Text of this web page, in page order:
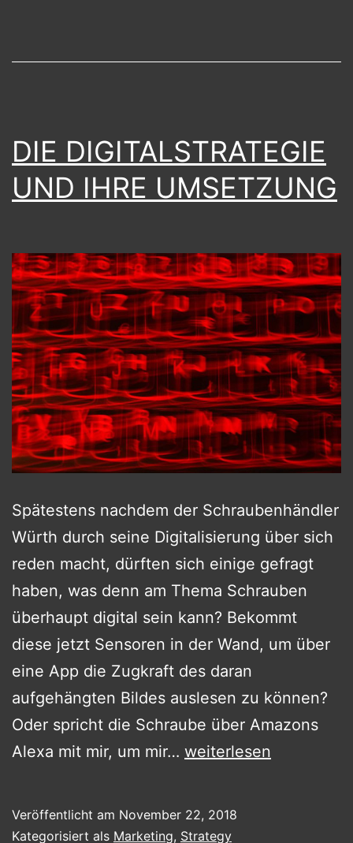
DIGITALEN
DASSELBE
SIND.
DIE DIGITALSTRATEGIE
UND IHRE UMSETZUNG
Spätestens nachdem der Schraubenhändler
Würth durch seine Digitalisierung über sich
reden macht, dürften sich einige gefragt
haben, was denn am Thema Schrauben
überhaupt digital sein kann? Bekommt
diese jetzt Sensoren in der Wand, um über
eine App die Zugkraft des daran
aufgehängten Bildes auslesen zu können?
Oder spricht die Schraube über Amazons
Alexa mit mir, um mir… DIE
IHRE
weiterlesen
Veröffentlicht am November 22, 2018
Kategorisiert als Marketing, Strategy